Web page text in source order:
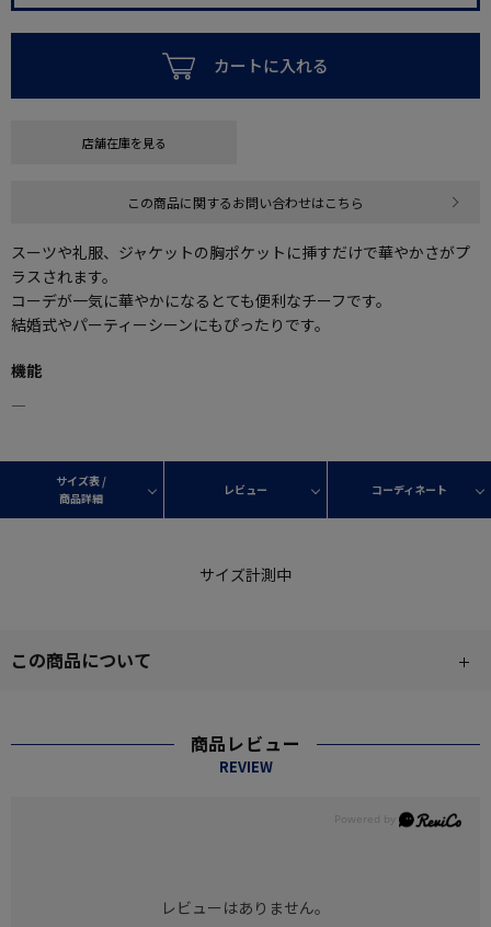
カートに入れる
店舗在庫を見る
この商品に関するお問い合わせはこちら
スーツや礼服、ジャケットの胸ポケットに挿すだけで華やかさがプ
ラスされます。
コーデが一気に華やかになるとても便利なチーフです。
結婚式やパーティーシーンにもぴったりです。
機能
―
サイズ表 /
商品詳細
レビュー コーディネート
サイズ計測中
この商品について
商品レビュー
REVIEW
レビューはありません。